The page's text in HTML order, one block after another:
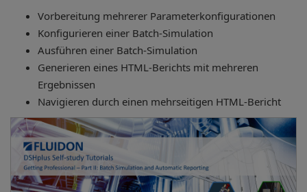
Vorbereitung mehrerer Parameterkonfigurationen
Konfigurieren einer Batch-Simulation
Ausführen einer Batch-Simulation
Generieren eines HTML-Berichts mit mehreren
Ergebnissen
Navigieren durch einen mehrseitigen HTML-Bericht